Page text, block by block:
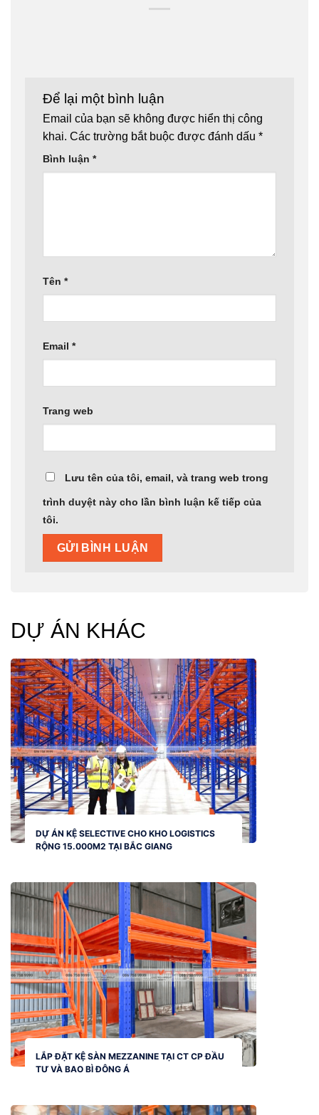
Để lại một bình luận
Email của bạn sẽ không được hiển thị công
khai. Các trường bắt buộc được đánh dấu *
Bình luận *
Tên *
Email *
Trang web
Lưu tên của tôi, email, và trang web trong
trình duyệt này cho lần bình luận kế tiếp của
tôi.
DỰ ÁN KHÁC
DỰ ÁN KỆ SELECTIVE CHO KHO LOGISTICS
RỘNG 15.000M2 TẠI BẮC GIANG
LẮP ĐẶT KỆ SÀN MEZZANINE TẠI CT CP ĐẦU
TƯ VÀ BAO BÌ ĐÔNG Á